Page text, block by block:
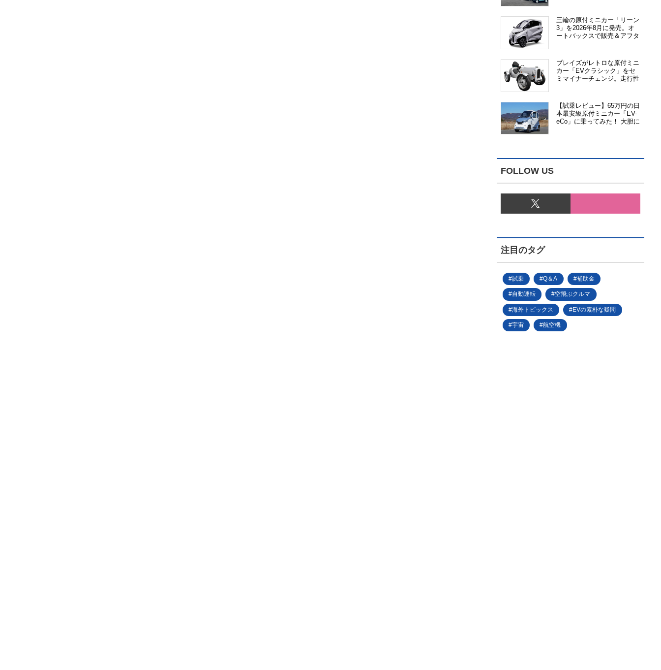
三輪の原付ミニカー「リーン
3」を2026年8月に発売。オ
ートバックスで販売＆アフタ
ブレイズがレトロな原付ミニ
カー「EVクラシック」をセ
ミマイナーチェンジ。走行性
【試乗レビュー】65万円の日
本最安級原付ミニカー「EV-
eCo」に乗ってみた！ 大胆に
FOLLOW US
注目のタグ
試乗 Q＆A 補助金
自動運転 空飛ぶクルマ
海外トピックス EVの素朴な疑問
宇宙 航空機